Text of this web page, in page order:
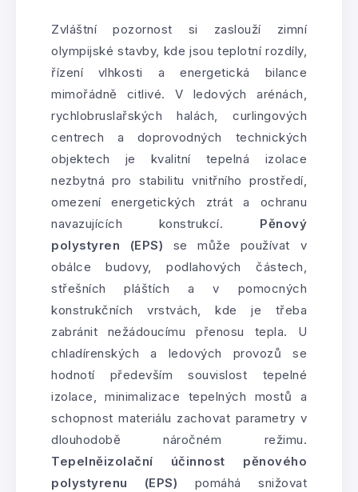
Zvláštní pozornost si zaslouží zimní
olympijské stavby, kde jsou teplotní rozdíly,
řízení vlhkosti a energetická bilance
mimořádně citlivé. V ledových arénách,
rychlobruslařských halách, curlingových
centrech a doprovodných technických
objektech je kvalitní tepelná izolace
nezbytná pro stabilitu vnitřního prostředí,
omezení energetických ztrát a ochranu
navazujících konstrukcí. Pěnový
polystyren (EPS) se může používat v
obálce budovy, podlahových částech,
střešních pláštích a v pomocných
konstrukčních vrstvách, kde je třeba
zabránit nežádoucímu přenosu tepla. U
chladírenských a ledových provozů se
hodnotí především souvislost tepelné
izolace, minimalizace tepelných mostů a
schopnost materiálu zachovat parametry v
dlouhodobě náročném režimu.
Tepelněizolační účinnost pěnového
polystyrenu (EPS) pomáhá snižovat